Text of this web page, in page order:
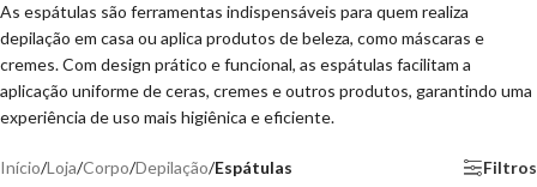
As espátulas são ferramentas indispensáveis para quem realiza
depilação em casa ou aplica produtos de beleza, como máscaras e
cremes. Com design prático e funcional, as espátulas facilitam a
aplicação uniforme de ceras, cremes e outros produtos, garantindo uma
experiência de uso mais higiênica e eficiente.
Início/Loja/Corpo/Depilação/Espátulas Filtros